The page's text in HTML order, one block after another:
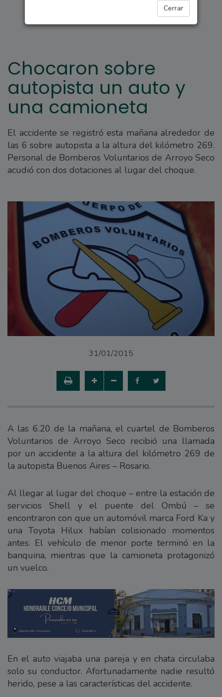
Cerrar
Chocaron sobre
autopista un auto y
una camioneta
El accidente se registró esta mañana alrededor de
las 6 sobre autopista a la altura del kilómetro 269.
Personal de Bomberos Voluntarios de Arroyo Seco
acudió con dos dotaciones al lugar del choque.
31/01/2015
A las 6.20 de la mañana, el cuartel de Bomberos
Voluntarios de Arroyo Seco recibió una llamada
por un accidente a la altura del kilómetro 269 de
la autopista Buenos Aires – Rosario.
Al llegar al lugar del choque – entre la estación de
servicios Shell y el puente del Ombú – se
encontraron con que un automóvil marca Ford Ka y
una Toyota Hilux habían colisionado momentos
antes. El vehículo de menor porte terminó en la
banquina, mientras que la camioneta protagonizó
un vuelco.
En el auto viajaba una pareja y en chata circulaba
solo su conductor. Afortunadamente nadie resultó
herido, pese a las características del accidente.